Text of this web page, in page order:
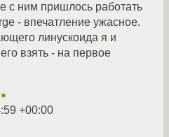
с ним пришлось работать
- впечатление ужасное.
линускоида я и
взять - на первое
+00:00